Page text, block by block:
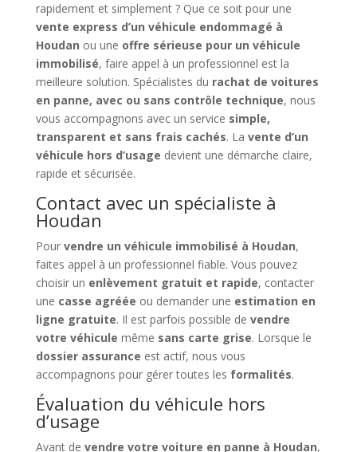
rapidement et simplement ? Que ce soit pour une
vente express d’un véhicule endommagé à
Houdan ou une offre sérieuse pour un véhicule
immobilisé, faire appel à un professionnel est la
meilleure solution. Spécialistes du rachat de voitures
en panne, avec ou sans contrôle technique, nous
vous accompagnons avec un service simple,
transparent et sans frais cachés. La vente d’un
véhicule hors d’usage devient une démarche claire,
rapide et sécurisée.
Contact avec un spécialiste à
Houdan
Pour vendre un véhicule immobilisé à Houdan,
faites appel à un professionnel fiable. Vous pouvez
choisir un enlèvement gratuit et rapide, contacter
une casse agréée ou demander une estimation en
ligne gratuite. Il est parfois possible de vendre
votre véhicule même sans carte grise. Lorsque le
dossier assurance est actif, nous vous
accompagnons pour gérer toutes les formalités.
Évaluation du véhicule hors
d’usage
Avant de vendre votre voiture en panne à Houdan,